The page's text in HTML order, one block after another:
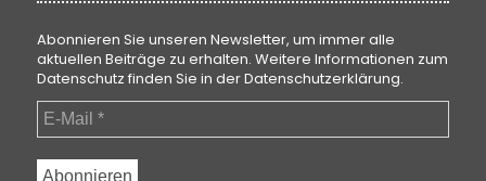
Abonnieren Sie unseren Newsletter, um immer alle
aktuellen Beiträge zu erhalten. Weitere Informationen zum
Datenschutz finden Sie in derDatenschutzerklärung.